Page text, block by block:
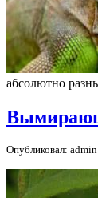
абсолютно
Опубликовал: